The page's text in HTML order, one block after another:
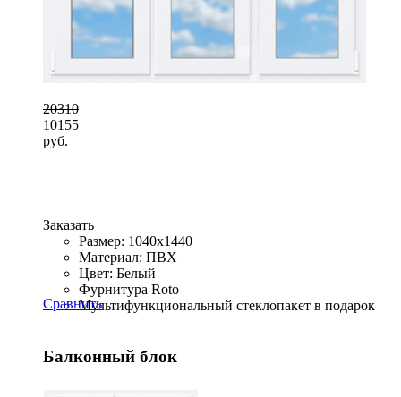
20310
10155
руб.
Заказать
Размер: 1040x1440
Материал: ПВХ
Цвет: Белый
Фурнитура Roto
Мультифункциональный стеклопакет в подарок
Сравнить
Балконный блок